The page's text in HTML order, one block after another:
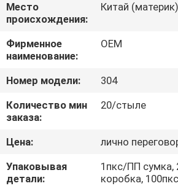
ПУТЕШЕСТВИЕ
ФАБРИКИ
ПРОВЕРКА
КАЧЕСТВА
СВЯЖИТЕСЬ
МЫ
Место
происхождения:
Китай (материк)
Фирменное
наименование:
OEM
Номер модели:
304
Количество мин
заказа:
20/стыле
Цена:
лично
Упаковывая
детали:
1пкс/ПП сумка,
коробка,